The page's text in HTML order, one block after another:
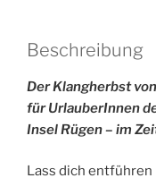
Beschreibung
Der Klangherbst
für UrlauberInnen
Insel Rügen – im
Lass dich entführen